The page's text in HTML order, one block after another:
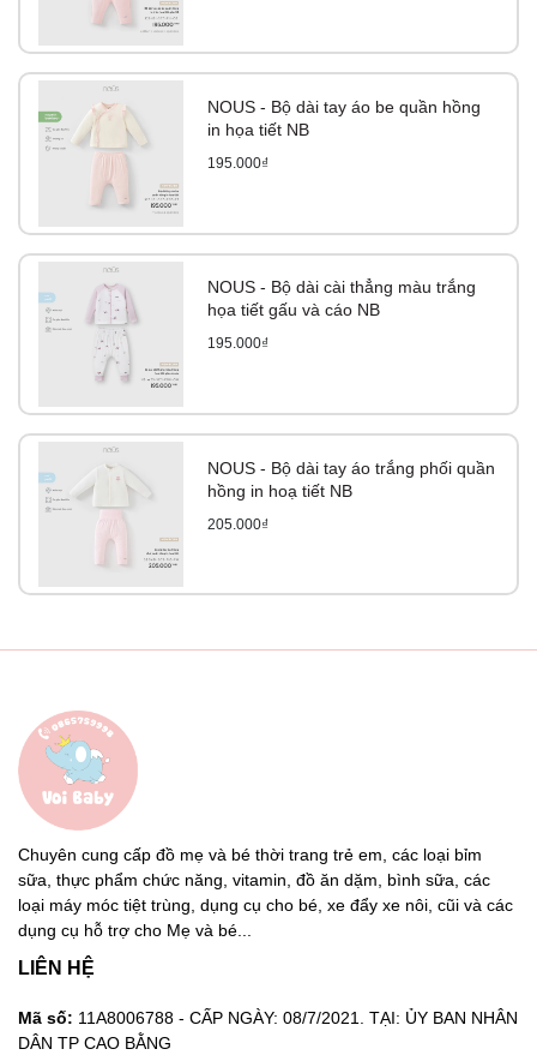
NOUS - Bộ dài tay áo be quần hồng
in họa tiết NB
195.000₫
NOUS - Bộ dài cài thẳng màu trắng
họa tiết gấu và cáo NB
195.000₫
NOUS - Bộ dài tay áo trắng phối quần
hồng in hoạ tiết NB
205.000₫
Chuyên cung cấp đồ mẹ và bé thời trang trẻ em, các loại bỉm
sữa, thực phẩm chức năng, vitamin, đồ ăn dặm, bình sữa, các
loại máy móc tiệt trùng, dụng cụ cho bé, xe đẩy xe nôi, cũi và các
dụng cụ hỗ trợ cho Mẹ và bé...
LIÊN HỆ
Mã số: 11A8006788 - CẤP NGÀY: 08/7/2021. TẠI: ỦY BAN NHÂN
DÂN TP CAO BẰNG